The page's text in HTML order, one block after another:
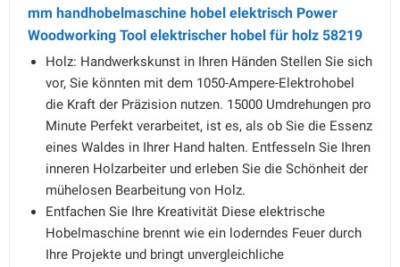
mm handhobelmaschine hobel elektrisch Power
Woodworking Tool elektrischer hobel für holz 58219
Holz: Handwerkskunst in Ihren Händen Stellen Sie sich
vor, Sie könnten mit dem 1050-Ampere-Elektrohobel
die Kraft der Präzision nutzen. 15000 Umdrehungen pro
Minute Perfekt verarbeitet, ist es, als ob Sie die Essenz
eines Waldes in Ihrer Hand halten. Entfesseln Sie Ihren
inneren Holzarbeiter und erleben Sie die Schönheit der
mühelosen Bearbeitung von Holz.
Entfachen Sie Ihre Kreativität Diese elektrische
Hobelmaschine brennt wie ein loderndes Feuer durch
Ihre Projekte und bringt unvergleichliche